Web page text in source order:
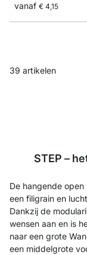
vanaf € 4,15
39 artikelen
STEP –
De hangende
een filigrain en
Dankzij de
wensen aan en is
naar een grote
een middelgrote